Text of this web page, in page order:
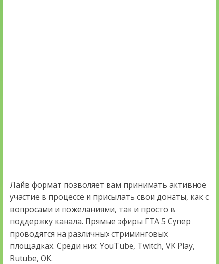
Лайв формат позволяет вам принимать активное
участие в процессе и присылать свои донаты, как с
вопросами и пожеланиями, так и просто в
поддержку канала. Прямые эфиры ГТА 5 Супер
проводятся на различных стриминговых
площадках. Среди них: YouTube, Twitch, VK Play,
Rutube, OK.